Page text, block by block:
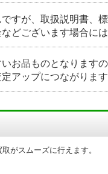
すが、取扱説明書、
どございます場合に
お品ものとなります
アップにつながります
がスムーズに行えます。